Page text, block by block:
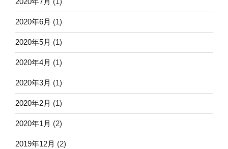
2020年6月 (1)
2020年5月 (1)
2020年4月 (1)
2020年3月 (1)
2020年2月 (1)
2020年1月 (2)
2019年12月 (2)